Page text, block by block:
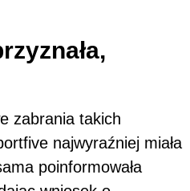
zabrania takich
najwyraźniej miała
poinformowała